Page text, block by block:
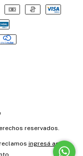
reservados.
ingresá acá.